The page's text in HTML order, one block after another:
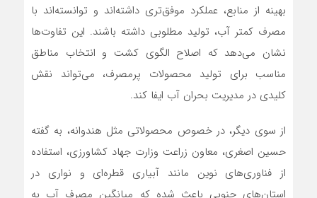
بهینه از منابع، عملکرد موفق‌تری داشته‌اند و توانسته‌اند با
مصرف کمتر آب، تولید مطلوبی داشته باشند. این تفاوت‌ها
نشان می‌دهد که اصلاح الگوی کشت و انتخاب مناطق
مناسب برای تولید محصولات پرمصرف، می‌تواند نقش
کلیدی در مدیریت بحران آب ایفا کند.
از سوی دیگر، در خصوص محصولاتی مثل هندوانه، به گفته
حسین اصغری، معاون زراعت وزارت جهاد کشاورزی، استفاده
از فناوری‌های نوین مانند آبیاری قطره‌ای و نواری در
استان‌های جنوبی باعث شده که میانگین مصرف آب به